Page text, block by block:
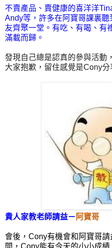
不賣產品、賣健康的喜洋洋
Andy等，許多在阿寶哥課裏
友齊聚一堂。有吃、有喝、有
滿載而歸。
發現自己總是認真的參與活動
大家抱歉，留住感覺是Cony分
貴人家教老師請益－ 阿寶哥
會後，Cony有機會和阿寶哥
間，Cony能有今天的小小成